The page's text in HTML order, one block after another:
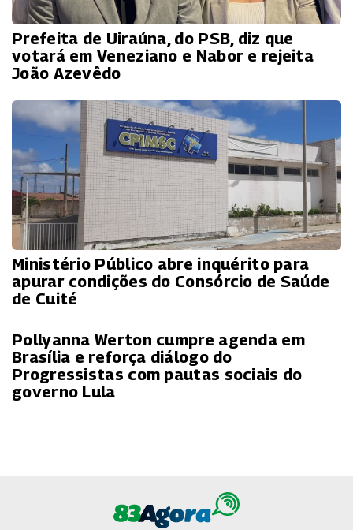
Prefeita de Uiraúna, do PSB, diz que
votará em Veneziano e Nabor e rejeita
João Azevêdo
Ministério Público abre inquérito para
apurar condições do Consórcio de Saúde
de Cuité
Pollyanna Werton cumpre agenda em
Brasília e reforça diálogo do
Progressistas com pautas sociais do
governo Lula